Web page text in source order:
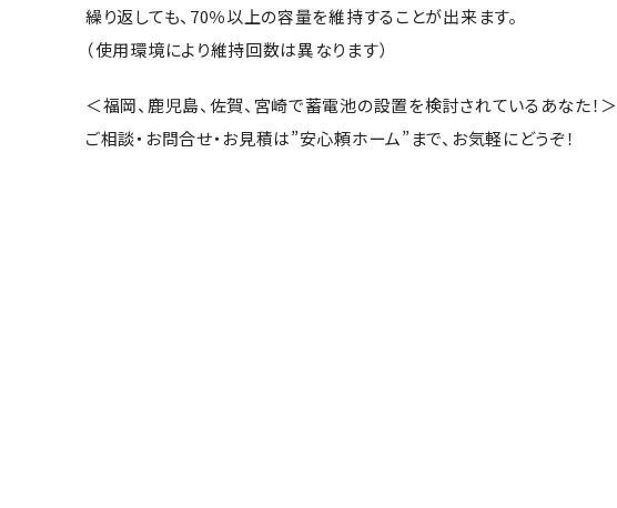
繰り返しても、70％以上の容量を維持することが出来ます。
（使用環境により維持回数は異なります）
＜福岡、鹿児島、佐賀、宮崎で蓄電池の設置を検討されているあなた！＞
ご相談・お問合せ・お見積は”安心頼ホーム”まで、お気軽にどうぞ！